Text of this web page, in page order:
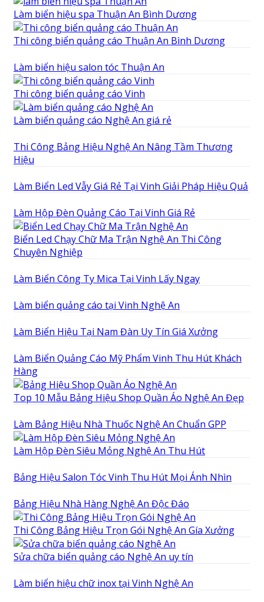
Làm biển hiệu spa Thuận An Bình Dương
Thi công biển quảng cáo Thuận An Bình Dương
Làm biển hiệu salon tóc Thuận An
Thi công biển quảng cáo Vinh
Làm biển quảng cáo Nghệ An giá rẻ
Thi Công Bảng Hiệu Nghệ An Nâng Tầm Thương
Hiệu
Làm Biển Led Vẫy Giá Rẻ Tại Vinh Giải Pháp Hiệu Quả
Làm Hộp Đèn Quảng Cáo Tại Vinh Giá Rẻ
Biển Led Chạy Chữ Ma Trận Nghệ An Thi Công
Chuyên Nghiệp
Làm Biển Công Ty Mica Tại Vinh Lấy Ngay
Làm biển quảng cáo tại Vinh Nghệ An
Làm Biển Hiệu Tại Nam Đàn Uy Tín Giá Xưởng
Làm Biển Quảng Cáo Mỹ Phẩm Vinh Thu Hút Khách
Hàng
Top 10 Mẫu Bảng Hiệu Shop Quần Áo Nghệ An Đẹp
Làm Bảng Hiệu Nhà Thuốc Nghệ An Chuẩn GPP
Làm Hộp Đèn Siêu Mỏng Nghệ An Thu Hút
Bảng Hiệu Salon Tóc Vinh Thu Hút Mọi Ánh Nhìn
Bảng Hiệu Nhà Hàng Nghệ An Độc Đáo
Thi Công Bảng Hiệu Trọn Gói Nghệ An Gía Xưởng
Sửa chữa biển quảng cáo Nghệ An uy tín
Làm biển hiệu chữ inox tại Vinh Nghệ An